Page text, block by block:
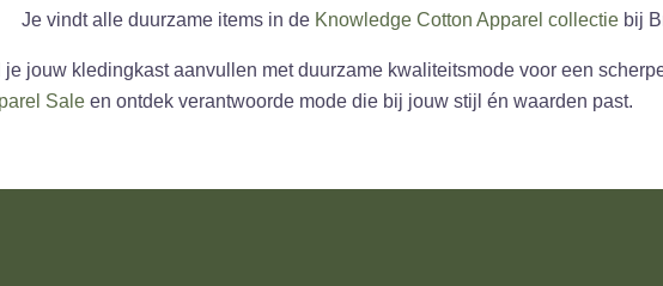
Je vindt alle duurzame items in de Knowledge Cotton Apparel collectie bij
je jouw kledingkast aanvullen met duurzame kwaliteitsmode voor een
Sale en ontdek verantwoorde mode die bij jouw stijl én waarden past.